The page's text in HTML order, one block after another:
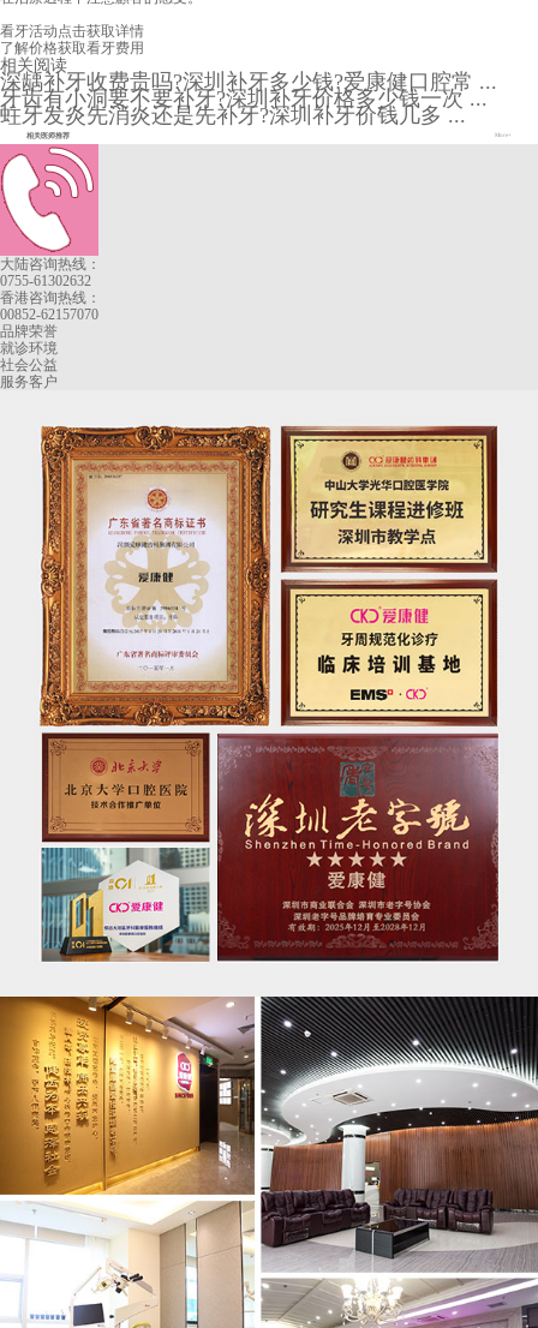
看牙活动点击获取详情
了解价格获取看牙费用
相关阅读
深龋补牙收费贵吗?深圳补牙多少钱?爱康健口腔常 ...
牙齿有小洞要不要补牙?深圳补牙价格多少钱一次 ...
蛀牙发炎先消炎还是先补牙?深圳补牙价钱几多 ...
相关医师推荐 More+
大陆咨询热线：
0755-61302632
香港咨询热线：
00852-62157070
品牌荣誉
就诊环境
社会公益
服务客户